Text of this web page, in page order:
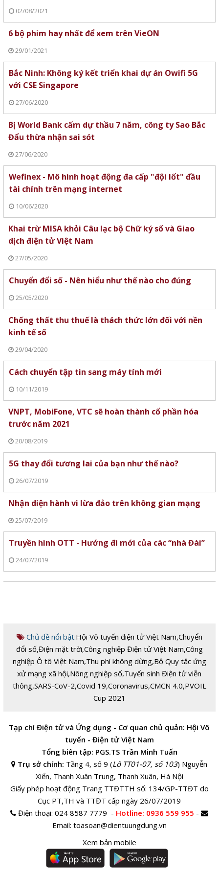
02/08/2021
6 bộ phim hay nhất để xem trên VieON
29/01/2021
Bắc Ninh: Không ký kết triển khai dự án Owifi 5G
với CSE Singapore
27/06/2020
Bị World Bank cấm dự thầu 7 năm, công ty Sao Bắc
Đẩu thừa nhận sai sót
27/06/2020
Wefinex - Mô hình hoạt động đa cấp "đội lốt" đầu
tài chính trên mạng internet
10/06/2020
Khai trừ MISA khỏi Câu lạc bộ Chữ ký số và Giao
dịch điện tử Việt Nam
27/05/2020
Chuyển đổi số - Nên hiểu như thế nào cho đúng
25/05/2020
Chống thất thu thuế là thách thức lớn đối với nền
kinh tế số
29/04/2020
Cách chuyển tập tin sang máy tính mới
10/11/2019
VNPT, MobiFone, VTC sẽ hoàn thành cổ phần hóa
trước năm 2021
20/08/2019
5G thay đổi tương lai của bạn như thế nào?
26/07/2019
Nhận diện hành vi lừa đảo trên không gian mạng
25/07/2019
Truyền hình OTT - Hướng đi mới của các “nhà Đài”
24/07/2019
Chủ đề nổi bật:Hội Vô tuyến điện tử Việt Nam,Chuyển
đổi số,Điện mặt trời,Công nghiệp Điện tử Việt Nam,Công
nghiệp Ô tô Việt Nam,Thu phí không dừng,Bộ Quy tắc ứng
xử mạng xã hội,Nông nghiệp số,Tuyển sinh Điện tử viễn
thông,SARS-CoV-2,Covid 19,Coronavirus,CMCN 4.0,PVOIL
Cup 2021
Tạp chí Điện tử và Ứng dụng - Cơ quan chủ quản: Hội Vô
tuyến - Điện tử Việt Nam
Tổng biên tập: PGS.TS Trần Minh Tuấn
Trụ sở chính: Tầng 4, số 9 (Lô TT01-07, số 103) Nguyễn
Xiển, Thanh Xuân Trung, Thanh Xuân, Hà Nội
Giấy phép hoạt động Trang TTĐTTH số: 134/GP-TTĐT do
Cục PT,TH và TTĐT cấp ngày 26/07/2019
Điện thoại:024 8587 7779 - Hotline: 0936 559 955 -
Email: toasoan@dientuungdung.vn
Xem bản mobile